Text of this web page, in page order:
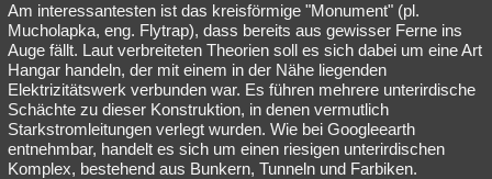
Lesenswert Schlüsselwörter
Am interessantesten ist das kreisförmige "Monument" (pl.
Mucholapka, eng. Flytrap), dass bereits aus gewisser Ferne ins
Auge fällt. Laut verbreiteten Theorien soll es sich dabei um eine Art
Hangar handeln, der mit einem in der Nähe liegenden
Elektrizitätswerk verbunden war. Es führen mehrere unterirdische
Schächte zu dieser Konstruktion, in denen vermutlich
Starkstromleitungen verlegt wurden. Wie bei Googleearth
entnehmbar, handelt es sich um einen riesigen unterirdischen
Komplex, bestehend aus Bunkern, Tunneln und Farbiken.